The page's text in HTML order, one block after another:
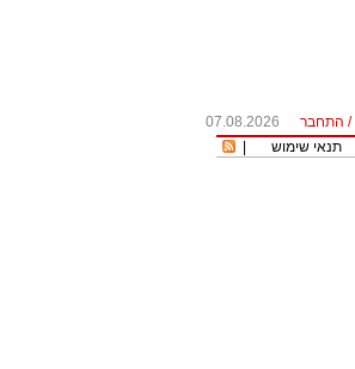
/ התחבר
07.08.2026
תנאי שימוש